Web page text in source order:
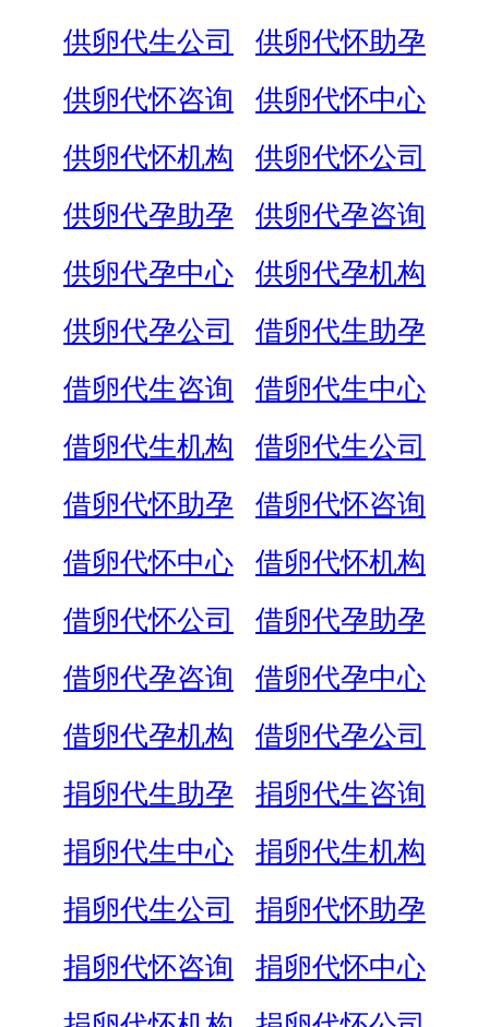
供卵代生公司
供卵代怀助孕
供卵代怀咨询
供卵代怀中心
供卵代怀机构
供卵代怀公司
供卵代孕助孕
供卵代孕咨询
供卵代孕中心
供卵代孕机构
供卵代孕公司
借卵代生助孕
借卵代生咨询
借卵代生中心
借卵代生机构
借卵代生公司
借卵代怀助孕
借卵代怀咨询
借卵代怀中心
借卵代怀机构
借卵代怀公司
借卵代孕助孕
借卵代孕咨询
借卵代孕中心
借卵代孕机构
借卵代孕公司
捐卵代生助孕
捐卵代生咨询
捐卵代生中心
捐卵代生机构
捐卵代生公司
捐卵代怀助孕
捐卵代怀咨询
捐卵代怀中心